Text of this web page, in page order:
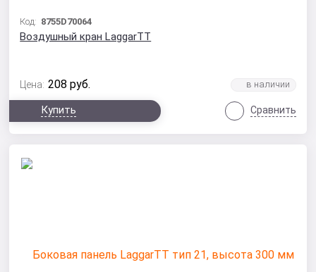
Код: 8755D70064
Воздушный кран LaggarTT
Цена: 208 руб.
Купить Сравнить